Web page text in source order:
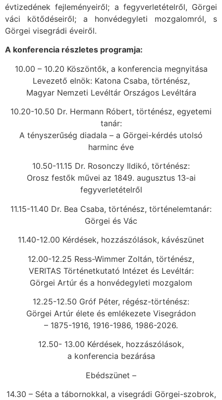
évtizedének fejleményeiről; a fegyverletételről, Görgei
váci kötődéseiről; a honvédegyleti mozgalomról, s
Görgei visegrádi éveiről.
A konferencia részletes programja:
10.00 – 10.20 Köszöntők, a konferencia megnyitása
Levezető elnök: Katona Csaba, történész,
Magyar Nemzeti Levéltár Országos Levéltára
10.20-10.50 Dr. Hermann Róbert, történész, egyetemi
tanár:
A tényszerűség diadala – a Görgei-kérdés utolsó
harminc éve
10.50-11.15 Dr. Rosonczy Ildikó, történész:
Orosz festők művei az 1849. augusztus 13-ai
fegyverletételről
11.15-11.40 Dr. Bea Csaba, történész, történelemtanár:
Görgei és Vác
11.40-12.00 Kérdések, hozzászólások, kávészünet
12.00-12.25 Ress-Wimmer Zoltán, történész,
VERITAS Történetkutató Intézet és Levéltár:
Görgei Artúr és a honvédegyleti mozgalom
12.25-12.50 Gróf Péter, régész-történész:
Görgei Artúr élete és emlékezete Visegrádon
– 1875-1916, 1916-1986, 1986-2026.
12.50- 13.00 Kérdések, hozzászólások,
a konferencia bezárása
Ebédszünet –
14.30 – Séta a tábornokkal, a visegrádi Görgei-szobrok,